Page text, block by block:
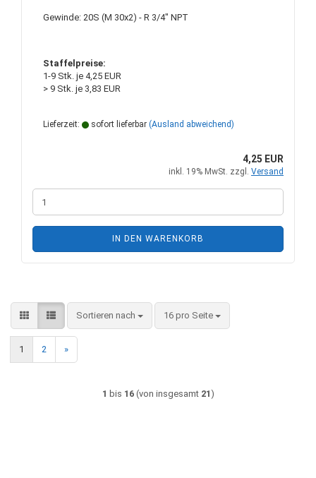
Gewinde: 20S (M 30x2) - R 3/4" NPT
Staffelpreise:
1-9 Stk. je 4,25 EUR
> 9 Stk. je 3,83 EUR
Lieferzeit: sofort lieferbar (Ausland abweichend)
4,25 EUR
inkl. 19% MwSt. zzgl. Versand
IN DEN WARENKORB
Sortieren nach
Sortieren nach 16 pro Seite
pro Seite
1 2 »
1 bis 16(von insgesamt 21)